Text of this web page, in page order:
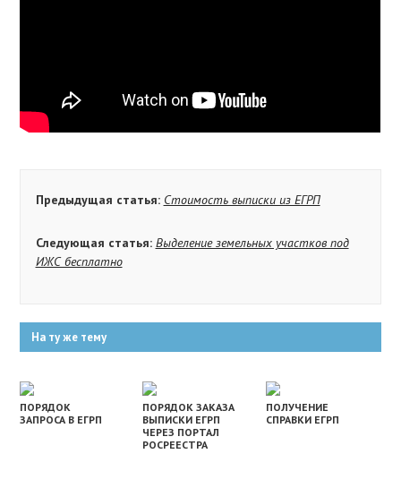
Предыдущая статья: Стоимость выписки из ЕГРП
Следующая статья: Выделение земельных участков под
ИЖС бесплатно
На ту же тему
ПОРЯДОК
ЗАПРОСА В ЕГРП
ПОРЯДОК ЗАКАЗА
ВЫПИСКИ ЕГРП
ЧЕРЕЗ ПОРТАЛ
РОСРЕЕСТРА
ПОЛУЧЕНИЕ
СПРАВКИ ЕГРП